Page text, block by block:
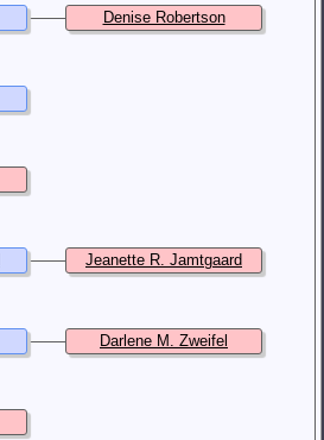
Denise Robertson
Jeanette R. Jamtgaard
Darlene M. Zweifel